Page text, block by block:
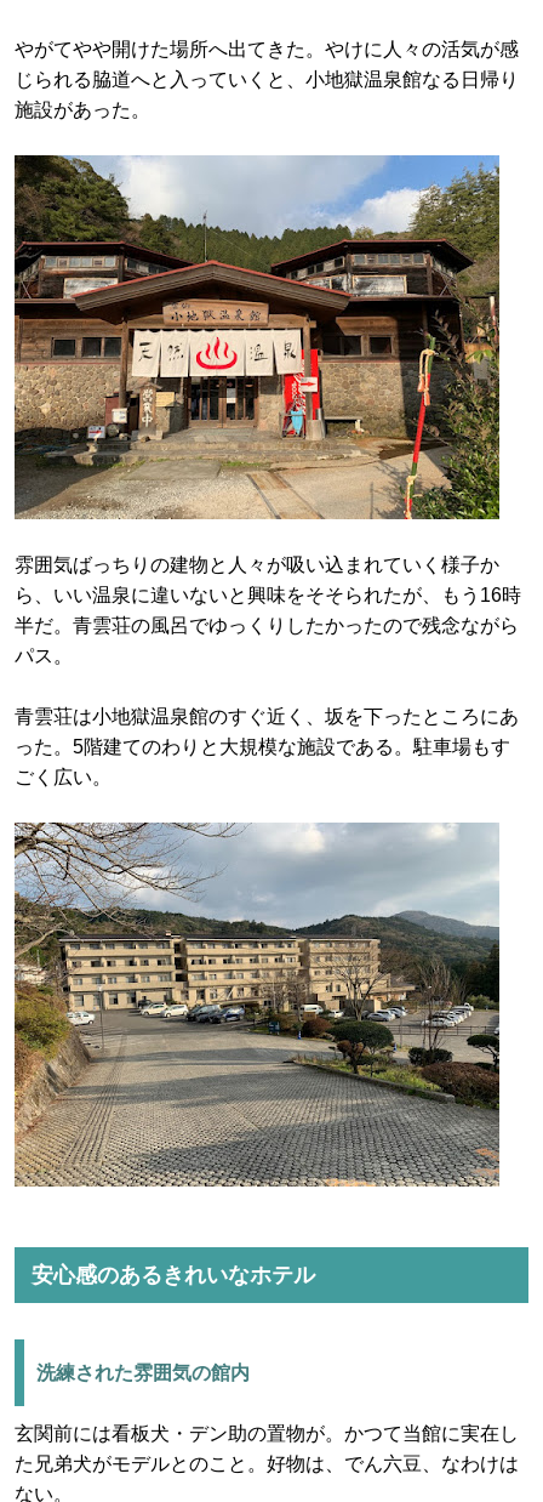
やがてやや開けた場所へ出てきた。やけに人々の活気が感
じられる脇道へと入っていくと、小地獄温泉館なる日帰り
施設があった。
雰囲気ばっちりの建物と人々が吸い込まれていく様子か
ら、いい温泉に違いないと興味をそそられたが、もう16時
半だ。青雲荘の風呂でゆっくりしたかったので残念ながら
パス。
青雲荘は小地獄温泉館のすぐ近く、坂を下ったところにあ
った。5階建てのわりと大規模な施設である。駐車場もす
ごく広い。
安心感のあるきれいなホテル
洗練された雰囲気の館内
玄関前には看板犬・デン助の置物が。かつて当館に実在し
た兄弟犬がモデルとのこと。好物は、でん六豆、なわけは
ない。